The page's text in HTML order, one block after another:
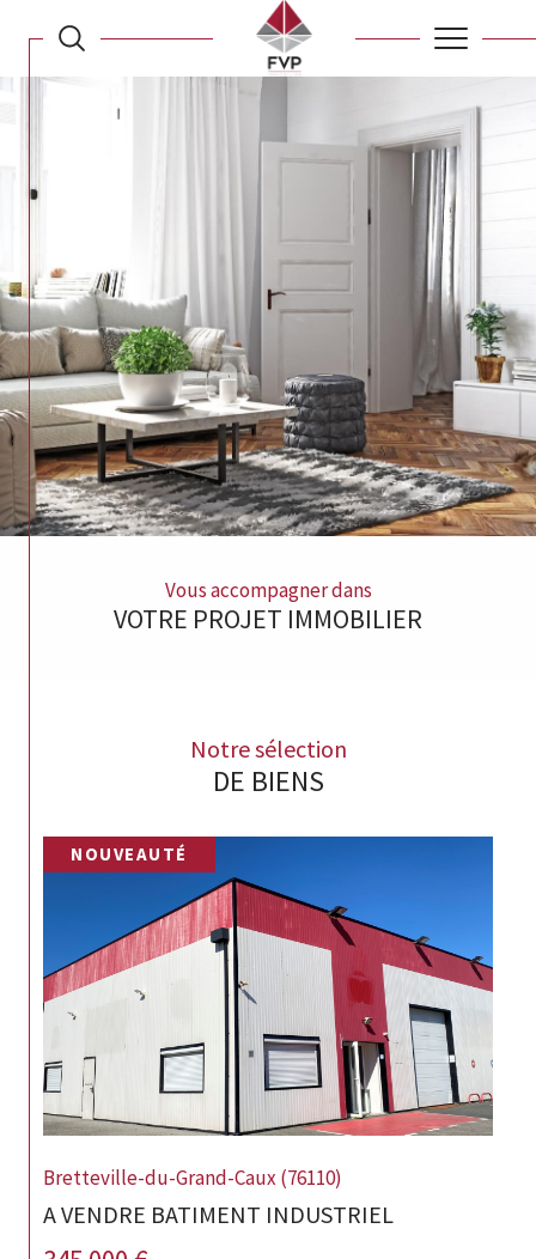
Vous accompagner dans
VOTRE PROJET IMMOBILIER
Notre sélection
DE BIENS
NOUVEAUTÉ
Bretteville-du-Grand-Caux (76110)
A VENDRE BATIMENT INDUSTRIEL